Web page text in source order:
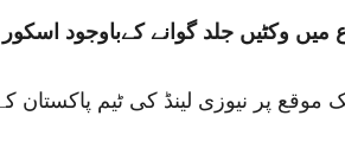
آئی، ایک موقع پر نیوزی لینڈ کی ٹیم